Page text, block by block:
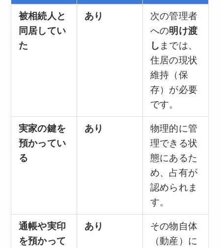
被相続人と
同居してい
た
あり
次の管理者
への明け渡
し までは、
住居の現状
維持（保
存）が必要
です。
実家の鍵を
預かってい
る
あり
物理的に管
理できる状
態にあるた
め、占有が
認められま
す。
通帳や実印
を預かって
あり
その物自体
（動産）に